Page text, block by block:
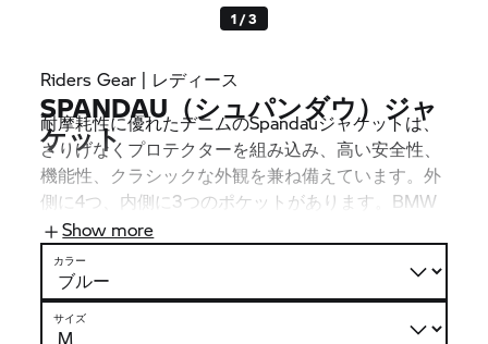
1 / 3
Riders Gear | レディース
SPANDAU（シュパンダウ）ジャ
ケット
耐摩耗性に優れたデニムのSpandauジャケットは、
さりげなくプロテクターを組み込み、高い安全性、
機能性、クラシックな外観を兼ね備えています。外
側に4つ、内側に3つのポケットがあります。BMW
Motorradのパンツと接続ファスナーで連結すること
ができます。
Show more
カラー
サイズ